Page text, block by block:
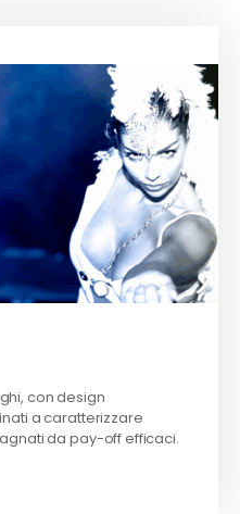
con design
a caratterizzare
da pay-off efficaci.